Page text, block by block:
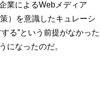
業によるWebメディア
）を意識したキュレーシ
る”という前提がなかった
になったのだ。